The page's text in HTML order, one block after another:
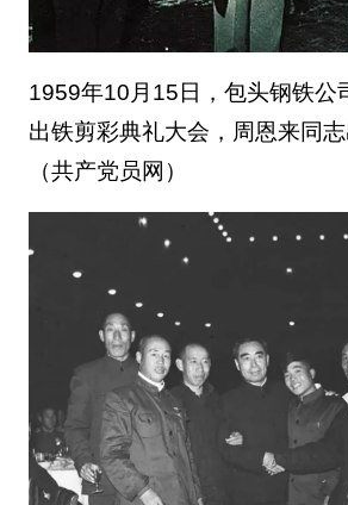
1959年10月15日，包头钢铁公
出铁剪彩典礼大会，周恩来同志
（共产党员网）